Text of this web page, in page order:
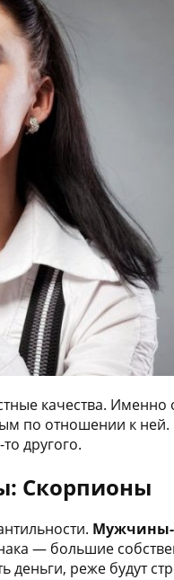
качества.
отношении к ней.
другого.
Скорпионы
— большие
реже будут